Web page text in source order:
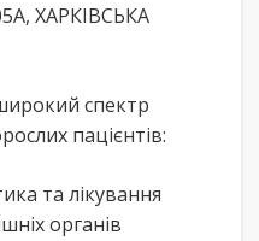
ХАРКІВСЬКА
спектр
пацієнтів:
та лікування
органів